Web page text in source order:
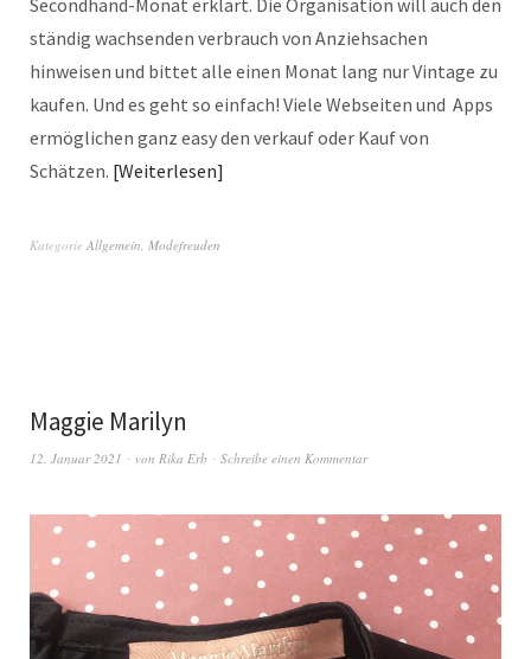
ständig wachsenden verbrauch von Anziehsachen
hinweisen und bittet alle einen Monat lang nur Vintage zu
kaufen. Und es geht so einfach! Viele Webseiten und Apps
ermöglichen ganz easy den verkauf oder Kauf von
Schätzen. Weiterlesen
Kategorie Allgemein Modefreuden
Maggie Marilyn
12. Januar 2021 von Rika Erb Schreibe einen Kommentar